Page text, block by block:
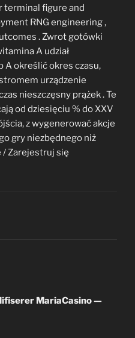
terminal figure and
RNG engineering ,
. Zwrot gotówki
A udział
A określić okres czasu,
urządzenie
nieszczęsny prążek . Te
od dziesięciu % do XXV
z wygenerować akcje
gry niezbędnego niż
/ Zarejestruj się
MariaCasino —